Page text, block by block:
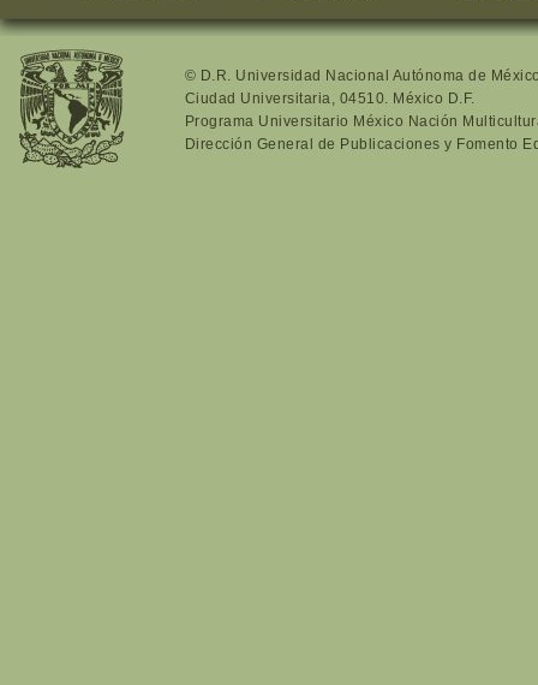
© D.R. Universidad Nacional Autónoma de
Ciudad Universitaria, 04510. México D.F.
Programa Universitario México Nación
Dirección General de Publicaciones y Fomento